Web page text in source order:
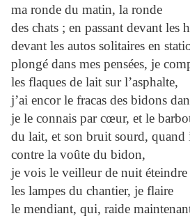
ma ronde du matin, la ronde
des chats ; en passant devant les
devant les autos solitaires en
plongé dans mes pensées, je
les flaques de lait sur l’asphalte,
j’ai encor le fracas des bidons
je le connais par cœur, et le
du lait, et son bruit sourd, quand
contre la voûte du bidon,
je vois le veilleur de nuit éteindre
les lampes du chantier, je flaire
le mendiant, qui, raide